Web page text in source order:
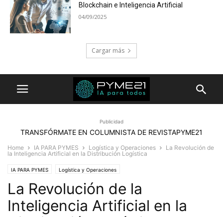
Blockchain e Inteligencia Artificial
04/09/2025
Cargar más